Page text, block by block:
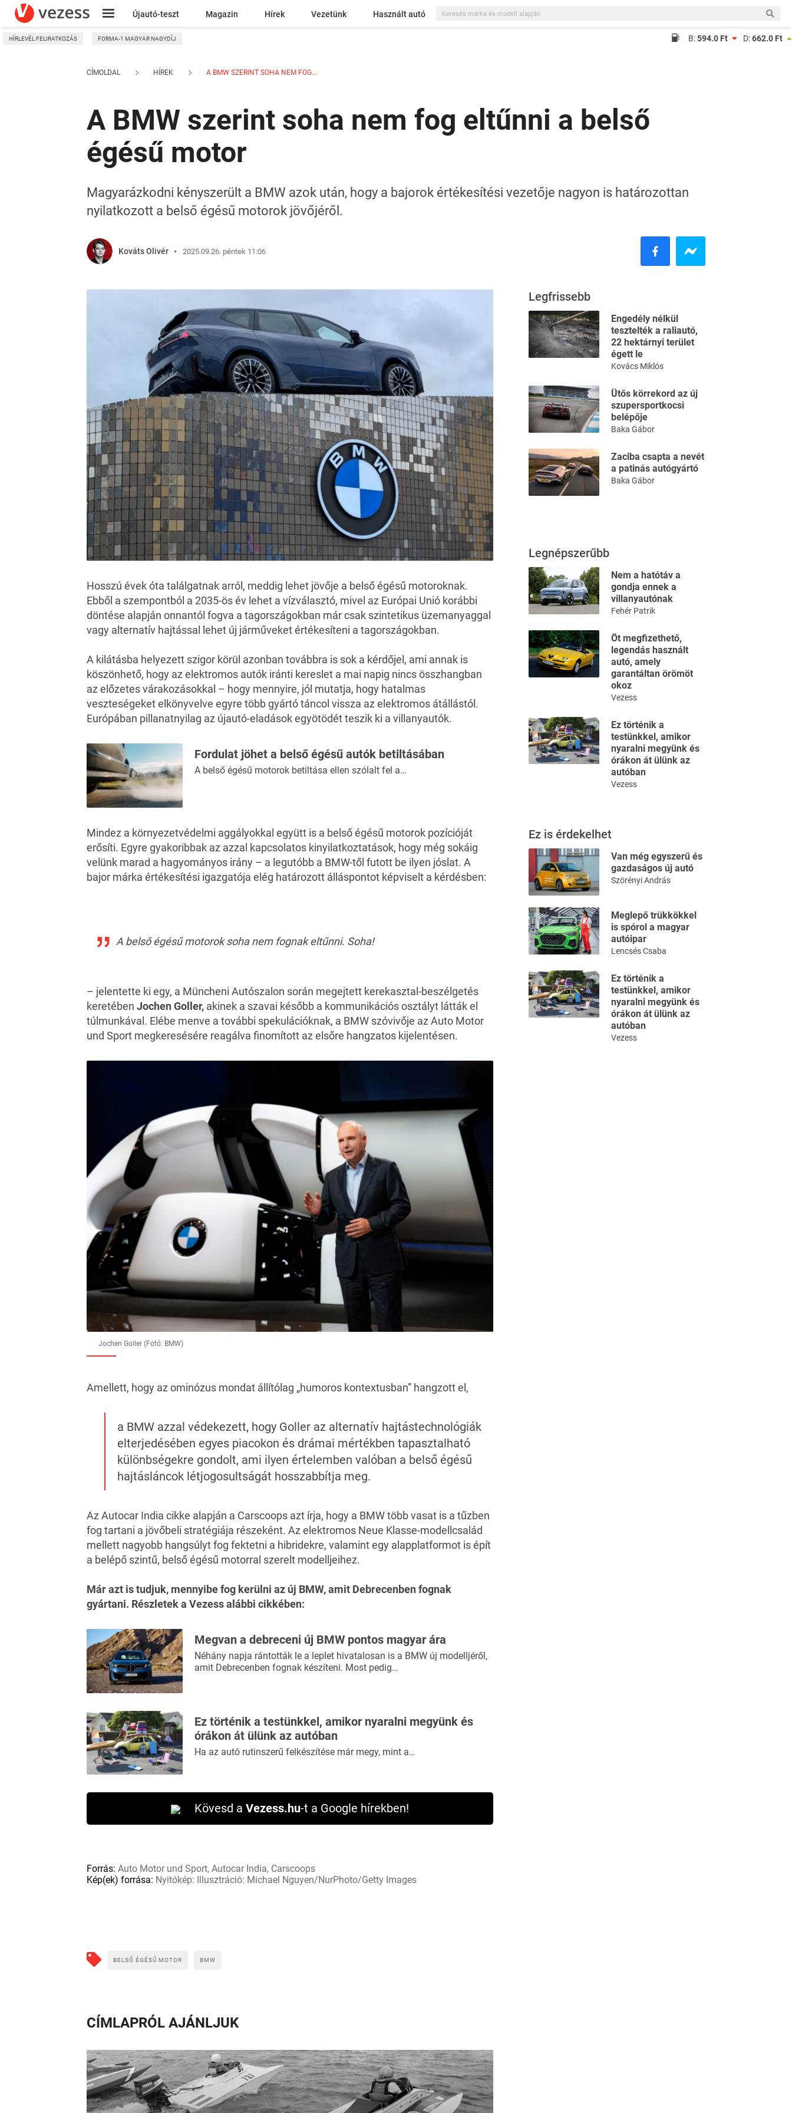
Újautó-teszt Magazin Hírek Vezetünk Használt autó
Kresz
HÍRLEVÉL FELIRATKOZÁS FORMA-1 MAGYAR NAGYDÍJ B:594.0 Ft D:662.0 Ft
CÍMOLDAL HÍREK A BMW SZERINT SOHA NEM FOG...
A BMW szerint soha nem fog eltűnni a belső
égésű motor
Magyarázkodni kényszerült a BMW azok után, hogy a bajorok értékesítési vezetője nagyon is határozottan
nyilatkozott a belső égésű motorok jövőjéről.
Kováts Olivér 2025.09.26. péntek 11:06
Hosszú évek óta találgatnak arról, meddig lehet jövője a belső égésű motoroknak.
Ebből a szempontból a 2035-ös év lehet a vízválasztó, mivel az Európai Unió korábbi
döntése alapján onnantól fogva a tagországokban már csak szintetikus üzemanyaggal
vagy alternatív hajtással lehet új járműveket értékesíteni a tagországokban.
A kilátásba helyezett szigor körül azonban továbbra is sok a kérdőjel , ami annak is
köszönhető, hogy az elektromos autók iránti kereslet a mai napig nincs összhangban
az előzetes várakozásokkal – hogy mennyire, jól mutatja, hogy hatalmas
veszteségeket elkönyvelve egyre több gyártó táncol vissza az elektromos átállástól.
Európában pillanatnyilag az újautó-eladások egyötödét teszik ki a villanyautók.
Fordulat jöhet a belső égésű autók betiltásában
A belső égésű motorok betiltása ellen szólalt fel a…
Mindez a környezetvédelmi aggályokkal együtt is a belső égésű motorok pozícióját
erősíti. Egyre gyakoribbak az azzal kapcsolatos kinyilatkoztatások, hogy még sokáig
velünk marad a hagyományos irány – a legutóbb a BMW-től futott be ilyen jóslat. A
bajor márka értékesítési igazgatója elég határozott álláspontot képviselt a kérdésben:
A belső égésű motorok soha nem fognak eltűnni. Soha!
– jelentette ki egy, a Müncheni Autószalon során megejtett kerekasztal-beszélgetés
keretében Jochen Goller, akinek a szavai később a kommunikációs osztályt látták el
túlmunkával. Elébe menve a további spekulációknak, a BMW szóvivője az Auto Motor
und Sport megkeresésére reagálva finomított az elsőre hangzatos kijelentésen.
Jochen Goller (Fotó: BMW)
Amellett, hogy az ominózus mondat állítólag „humoros kontextusban” hangzott el,
a BMW azzal védekezett, hogy Goller az alternatív hajtástechnológiák
elterjedésében egyes piacokon és drámai mértékben tapasztalható
különbségekre gondolt, ami ilyen értelemben valóban a belső égésű
hajtásláncok létjogosultságát hosszabbítja meg.
AzAutocar India cikke alapján a Carscoops azt írja, hogy a BMW több vasat is a tűzben
fog tartani a jövőbeli stratégiája részeként. Az elektromos Neue Klasse-modellcsalád
mellett nagyobb hangsúlyt fog fektetni a hibridekre, valamint egy alapplatformot is épít
a belépő szintű, belső égésű motorral szerelt modelljeihez.
Már azt is tudjuk, mennyibe fog kerülni az új BMW, amit Debrecenben fognak
gyártani. Részletek a Vezess alábbi cikkében:
Megvan a debreceni új BMW pontos magyar ára
Néhány napja rántották le a leplet hivatalosan is a BMW új modelljéről,
amit Debrecenben fognak készíteni. Most pedig…
Ez történik a testünkkel, amikor nyaralni megyünk és
órákon át ülünk az autóban
Ha az autó rutinszerű felkészítése már megy, mint a…
Kövesd a Vezess.hu-t a Google hírekben!
Forrás: Auto Motor und Sport, Autocar India, Carscoops
Kép(ek) forrása: Nyitókép: Illusztráció: Michael Nguyen/NurPhoto/Getty Images
BELSŐ ÉGÉSŰ MOTOR BMW
CÍMLAPRÓL AJÁNLJUK
Legfrissebb
Engedély nélkül
tesztelték a raliautó,
22 hektárnyi terület
égett le
Kovács Miklós
Ütős körrekord az új
szupersportkocsi
belépője
Baka Gábor
Zaciba csapta a nevét
a patinás autógyártó
Baka Gábor
Legnépszerűbb
Nem a hatótáv a
gondja ennek a
villanyautónak
Fehér Patrik
Öt megfizethető,
legendás használt
autó, amely
garantáltan örömöt
okoz
Vezess
Ez történik a
testünkkel, amikor
nyaralni megyünk és
órákon át ülünk az
autóban
Vezess
Ez is érdekelhet
Van még egyszerű és
gazdaságos új autó
Szörényi András
Meglepő trükkökkel
is spórol a magyar
autóipar
Lencsés Csaba
Ez történik a
testünkkel, amikor
nyaralni megyünk és
órákon át ülünk az
autóban
Vezess